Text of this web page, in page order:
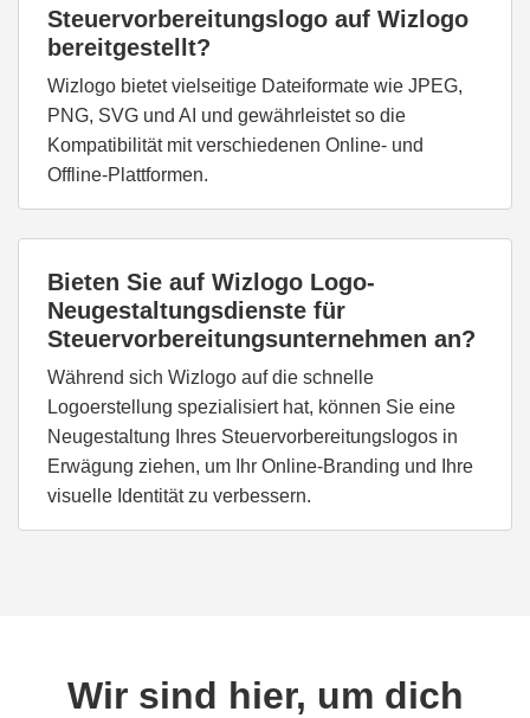
Steuervorbereitungslogo auf Wizlogo
bereitgestellt?
Wizlogo bietet vielseitige Dateiformate wie JPEG,
PNG, SVG und AI und gewährleistet so die
Kompatibilität mit verschiedenen Online- und
Offline-Plattformen.
Bieten Sie auf Wizlogo Logo-
Neugestaltungsdienste für
Steuervorbereitungsunternehmen an?
Während sich Wizlogo auf die schnelle
Logoerstellung spezialisiert hat, können Sie eine
Neugestaltung Ihres Steuervorbereitungslogos in
Erwägung ziehen, um Ihr Online-Branding und Ihre
visuelle Identität zu verbessern.
Wir sind hier, um dich